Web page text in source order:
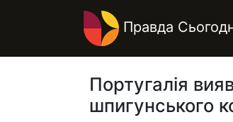
Правда
Португалія
шпигунського